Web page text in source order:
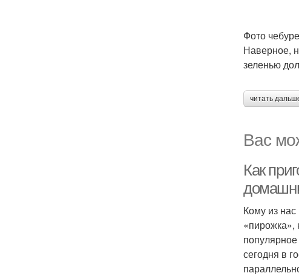
Фото
Наверное,
зеленью
читать
Вас
Как
Кому из
«пирожка»,
сегодня в